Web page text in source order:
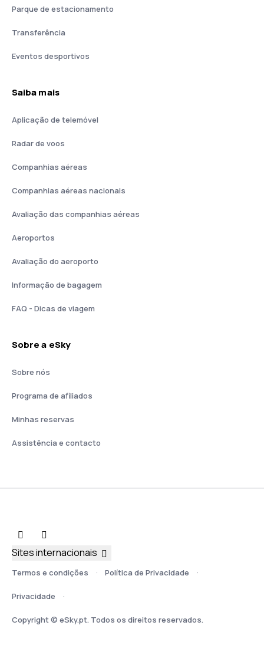
Parque de estacionamento
Transferência
Eventos desportivos
Saiba mais
Aplicação de telemóvel
Radar de voos
Companhias aéreas
Companhias aéreas nacionais
Avaliação das companhias aéreas
Aeroportos
Avaliação do aeroporto
Informação de bagagem
FAQ - Dicas de viagem
Sobre a eSky
Sobre nós
Programa de afiliados
Minhas reservas
Assistência e contacto
Termos e condições Política de Privacidade
Privacidade
Copyright © eSky.pt. Todos os direitos reservados.
Sites internacionais